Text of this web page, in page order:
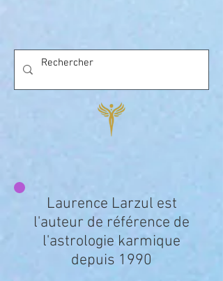
Laurence Larzul est
l'auteur de référence de
l'astrologie karmique
depuis 1990